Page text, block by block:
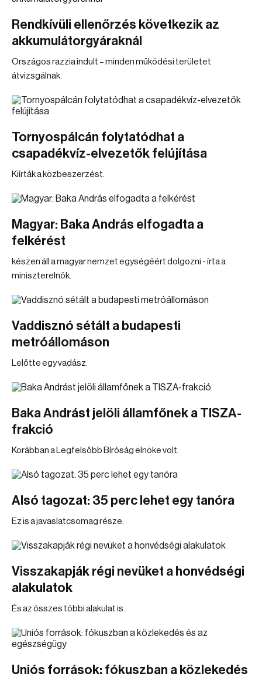
Rendkívüli ellenőrzés következik az
akkumulátorgyáraknál
Országos razzia indult – minden működési területet
átvizsgálnak.
Tornyospálcán folytatódhat a
csapadékvíz-elvezetők felújítása
Kiírták a közbeszerzést.
Magyar: Baka András elfogadta a
felkérést
készen áll a magyar nemzet egységéért dolgozni - írta a
miniszterelnök.
Vaddisznó sétált a budapesti
metróállomáson
Lelőtte egy vadász.
Baka Andrást jelöli államfőnek a TISZA-
frakció
Korábban a Legfelsőbb Bíróság elnöke volt.
Alsó tagozat: 35 perc lehet egy tanóra
Ez is a javaslatcsomag része.
Visszakapják régi nevüket a honvédségi
alakulatok
És az összes többi alakulat is.
Uniós források: fókuszban a közlekedés